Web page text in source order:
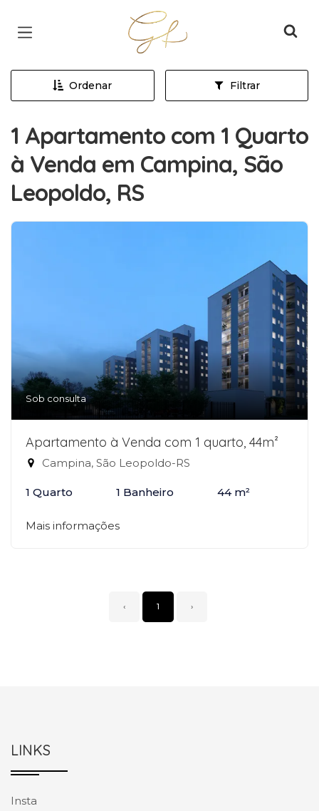
Página inicial
Ordenar Filtrar
1 Apartamento com 1 Quarto
à Venda em Campina, São
Leopoldo, RS
Sob consulta
Apartamento à Venda com 1 quarto, 44m²
Campina, São Leopoldo-RS
1 Quarto 1 Banheiro 44 m²
Mais informações
‹ 1 ›
LINKS
Insta